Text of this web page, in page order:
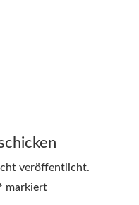
veröffentlicht.
markiert